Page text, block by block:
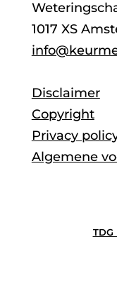
1017 XS
Disclaimer
Copyright
Privacy
Algemene